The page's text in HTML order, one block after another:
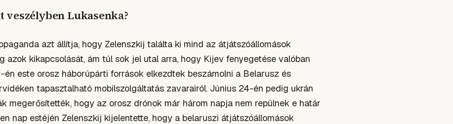
veszélyben Lukasenka?
azt állítja, hogy Zelenszkij találta ki mind az átjátszóállomások
azok kikapcsolását, ám túl sok jel utal arra, hogy Kijev fenyegetése valóban
én este orosz háborúpárti források elkezdtek beszámolni a Belarusz és
tapasztalható mobilszolgáltatás zavarairól. Június 24-én pedig ukrán
megerősítették, hogy az orosz drónok már három napja nem repülnek e határ
nap estéjén Zelenszkij kijelentette, hogy a belaruszi átjátszóállomások